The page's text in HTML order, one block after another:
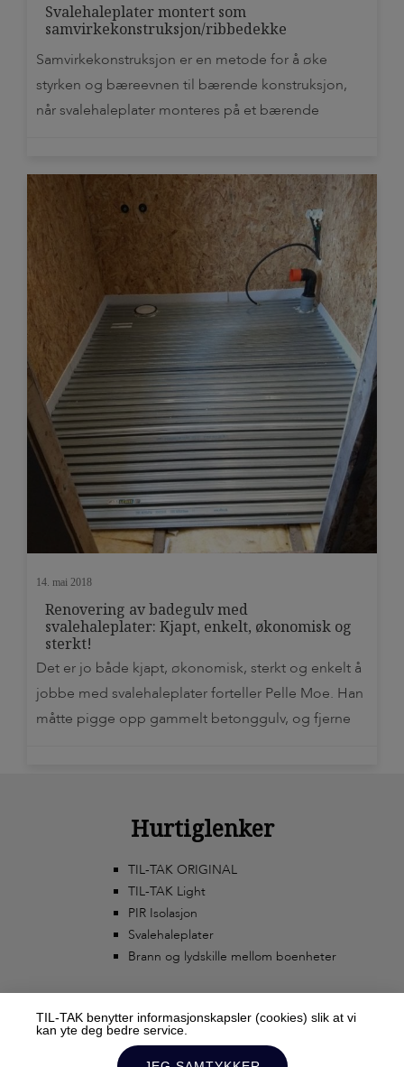
Svalehaleplater montert som
samvirkekonstruksjon/ribbedekke
Samvirkekonstruksjon er en metode for å øke
styrken og bæreevnen til bærende konstruksjon,
når svalehaleplater monteres på et bærende
200 mm tykt betonggulv Støpte gulv på
svalehaleplater som er festet til bjelkelaget, med
skruer eller spiker som binder sammen
betongdekke og bjelkelag til èn enhet, […]
14. mai 2018
Renovering av badegulv med
svalehaleplater: Kjapt, enkelt, økonomisk og
sterkt!
Det er jo både kjapt, økonomisk, sterkt og enkelt å
jobbe med svalehaleplater forteller Pelle Moe. Han
måtte pigge opp gammelt betonggulv, og fjerne
utfordringer det byr på. –Svalehaleplatene er
Hurtiglenker
TIL-TAK ORIGINAL
TIL-TAK Light
PIR Isolasjon
Svalehaleplater
Brann og lydskille mellom boenheter
TIL-TAK benytter informasjonskapsler (cookies) slik at vi
kan yte deg bedre service.